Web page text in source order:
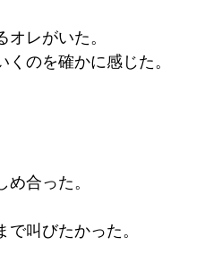
レがいた。
のを確かに感じた。
合った。
叫びたかった。